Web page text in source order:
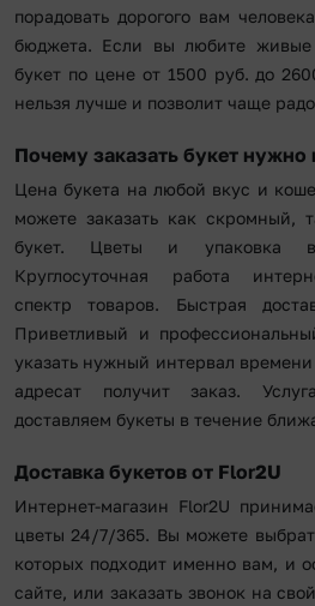
порадовать дорогого вам
бюджета. Если вы любите
букет по цене от 1500 руб. до
нельзя лучше и позволит чаще
Почему заказать букет
Цена букета на любой вкус и
можете заказать как скромный,
букет. Цветы и упаковка
Круглосуточная работа
спектр товаров. Быстрая
Приветливый и
указать нужный интервал
адресат получит заказ.
доставляем букеты в течение
Доставка букетов от Flor2U
Интернет-магазин Flor2U
цветы 24/7/365. Вы можете
которых подходит именно вам, и
сайте, или заказать звонок на